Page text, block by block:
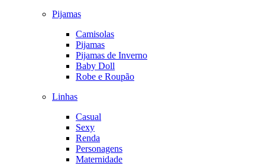
Pijamas
Camisolas
Pijamas
Pijamas de Inverno
Baby Doll
Robe e Roupão
Linhas
Casual
Sexy
Renda
Personagens
Maternidade